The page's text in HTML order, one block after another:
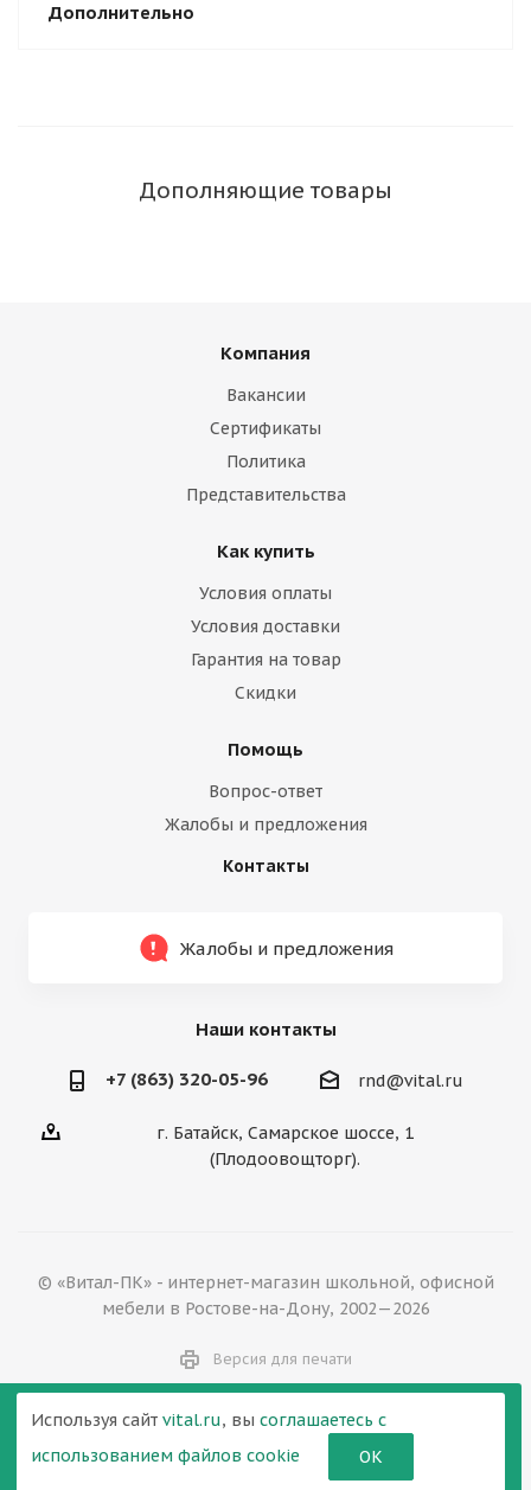
Дополнительно
Дополняющие товары
Компания
Вакансии
Сертификаты
Политика
Представительства
Как купить
Условия оплаты
Условия доставки
Гарантия на товар
Скидки
Помощь
Вопрос-ответ
Жалобы и предложения
Контакты
Жалобы и предложения
Наши контакты
+7 (863) 320-05-96 rnd@vital.ru
г. Батайск, Самарское шоссе, 1
(Плодоовощторг).
© «Витал-ПК» - интернет-магазин школьной, офисной
мебели в Ростове-на-Дону, 2002—2026
Версия для печати
Используя сайт vital.ru, вы соглашаетесь с
использованием файлов cookie
ОК